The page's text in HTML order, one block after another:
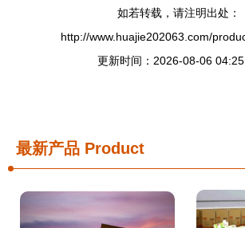
如若转载，请注明出处：
http://www.huajie202063.com/
更新时间：2026-08-06
最新产品 Product